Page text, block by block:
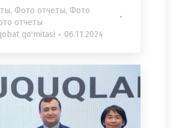
, Фото отчеты, Фото
отчеты
qo'mitasi 06.11.2024